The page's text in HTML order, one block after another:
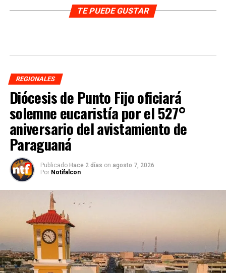
TE PUEDE GUSTAR
REGIONALES
Diócesis de Punto Fijo oficiará
solemne eucaristía por el 527°
aniversario del avistamiento de
Paraguaná
Publicado Hace 2 días on agosto 7, 2026
Por Notifalcon